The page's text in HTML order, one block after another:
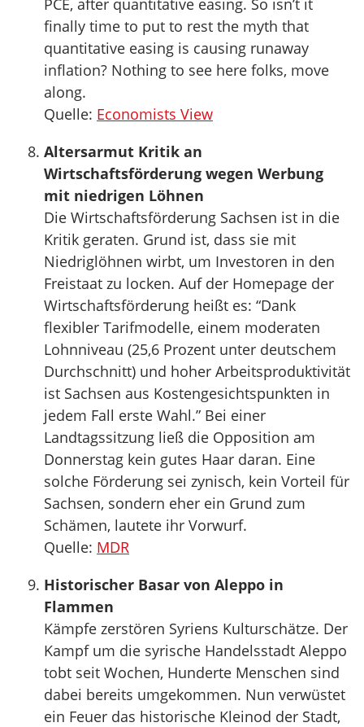
PCE, after quantitative easing. So isn’t it
finally time to put to rest the myth that
quantitative easing is causing runaway
inflation? Nothing to see here folks, move
along.
Quelle: Economists View
Altersarmut Kritik an
Wirtschaftsförderung wegen Werbung
mit niedrigen Löhnen
Die Wirtschaftsförderung Sachsen ist in die
Kritik geraten. Grund ist, dass sie mit
Niedriglöhnen wirbt, um Investoren in den
Freistaat zu locken. Auf der Homepage der
Wirtschaftsförderung heißt es: “Dank
flexibler Tarifmodelle, einem moderaten
Lohnniveau (25,6 Prozent unter deutschem
Durchschnitt) und hoher Arbeitsproduktivität
ist Sachsen aus Kostengesichtspunkten in
jedem Fall erste Wahl.” Bei einer
Landtagssitzung ließ die Opposition am
Donnerstag kein gutes Haar daran. Eine
solche Förderung sei zynisch, kein Vorteil für
Sachsen, sondern eher ein Grund zum
Schämen, lautete ihr Vorwurf.
Quelle: MDR
Historischer Basar von Aleppo in
Flammen
Kämpfe zerstören Syriens Kulturschätze. Der
Kampf um die syrische Handelsstadt Aleppo
tobt seit Wochen, Hunderte Menschen sind
dabei bereits umgekommen. Nun verwüstet
ein Feuer das historische Kleinod der Stadt,